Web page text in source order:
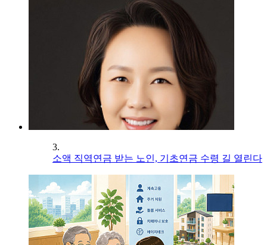
3.
소액 직역연금 받는 노인, 기초연금 수령 길 열린다